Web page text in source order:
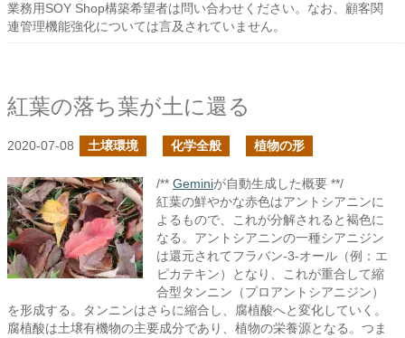
業務用SOY Shop構築希望者は問い合わせください。なお、顧客関
連管理機能強化については言及されていません。
紅葉の落ち葉が土に還る
2020-07-08 土壌環境 化学全般 植物の形
/** Geminiが自動生成した概要 **/
紅葉の鮮やかな赤色はアントシアニンに
よるもので、これが分解されると褐色に
なる。アントシアニンの一種シアニジン
は還元されてフラバン-3-オール（例：エ
ピカテキン）となり、これが重合して縮
合型タンニン（プロアントシアニジン）
を形成する。タンニンはさらに縮合し、腐植酸へと変化していく。
腐植酸は土壌有機物の主要成分であり、植物の栄養源となる。つま